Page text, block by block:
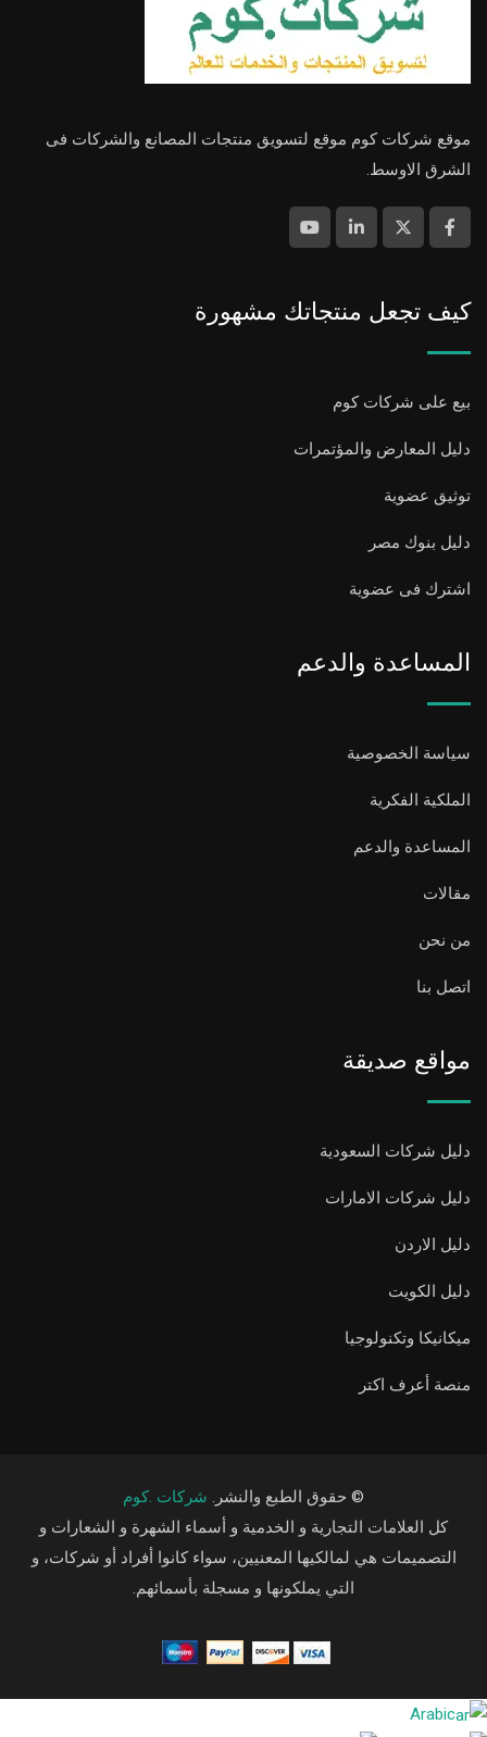
موقع شركات كوم موقع لتسويق منتجات المصانع والشركات فى
الشرق الاوسط.
كيف تجعل منتجاتك مشهورة
بيع على شركات كوم
دليل المعارض والمؤتمرات
توثيق عضوية
دليل بنوك مصر
اشترك فى عضوية
المساعدة والدعم
سياسة الخصوصية
الملكية الفكرية
المساعدة والدعم
مقالات
من نحن
اتصل بنا
مواقع صديقة
دليل شركات السعودية
دليل شركات الامارات
دليل الاردن
دليل الكويت
ميكانيكا وتكنولوجيا
منصة أعرف اكتر
© حقوق الطبع والنشر. شركات .كوم
كل العلامات التجارية و الخدمية و أسماء الشهرة و الشعارات و
التصميمات هي لمالكيها المعنيين، سواء كانوا أفراد أو شركات، و
التي يملكونها و مسجلة بأسمائهم.
Arabic